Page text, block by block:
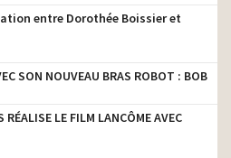
entre Dorothée Boissier et
SON NOUVEAU BRAS ROBOT : BOB
LE FILM LANCÔME AVEC